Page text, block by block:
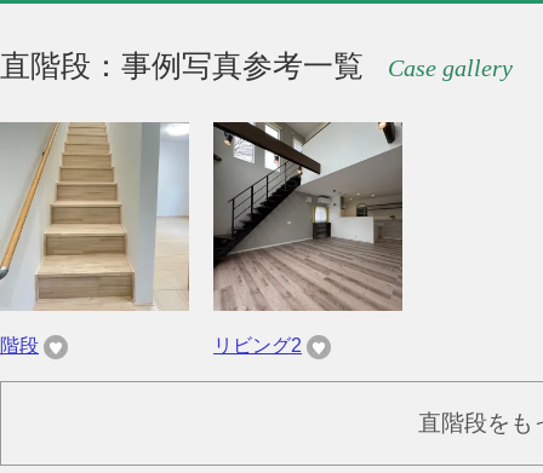
直階段：事例写真参考一覧 Case gallery
階段 リビング2
直階段をも